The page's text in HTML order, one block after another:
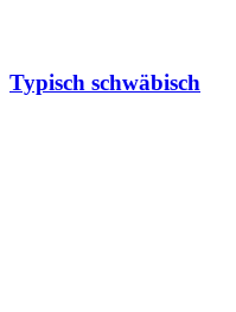
Typisch schwäbisch